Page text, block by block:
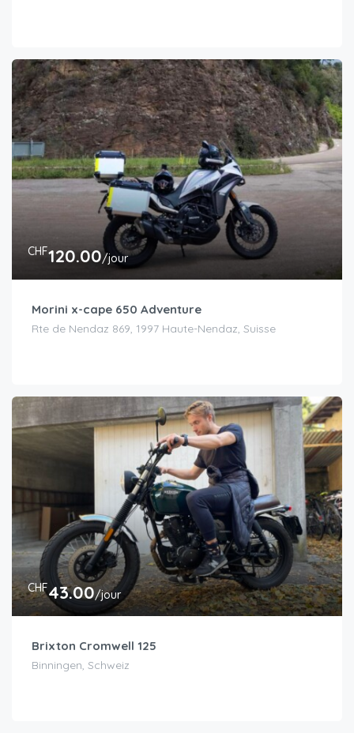
CHF120.00/jour
Morini x-cape 650 Adventure
Rte de Nendaz 869, 1997 Haute-Nendaz, Suisse
CHF43.00/jour
Brixton Cromwell 125
Binningen, Schweiz